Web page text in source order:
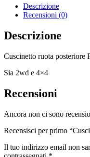
Descrizione
Recensioni (0)
Descrizione
Cuscinetto ruota posteriore
Sia 2wd e 4×4
Recensioni
Ancora non ci sono
Recensisci per primo
Il tuo indirizzo email non